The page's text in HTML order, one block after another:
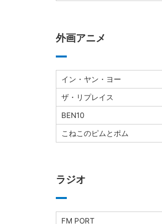
外画アニメ
イン・ヤン・ヨー
ザ・リプレイス
BEN10
こねこのピムとポム
ラジオ
FM PORT